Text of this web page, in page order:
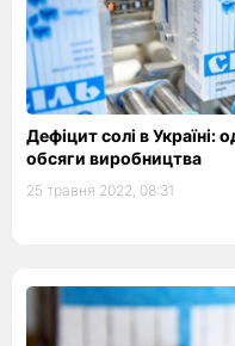
Дефіцит солі в Україні:
обсяги виробництва
25 травня 2022, 08:31